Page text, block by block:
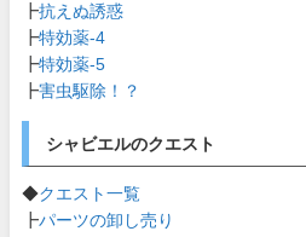
┣抗えぬ誘惑
┣特効薬-4
┣特効薬-5
┣害虫駆除！？
シャビエルのクエスト
◆クエスト一覧
┣パーツの卸し売り